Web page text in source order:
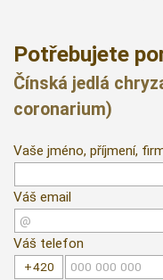
Potřebujete
Čínská jedlá
coronarium)
Vaše jméno, příjmení,
Váš email
Váš telefon